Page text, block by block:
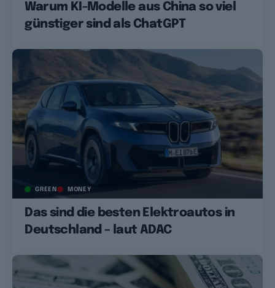
Warum KI-Modelle aus China so viel
günstiger sind als ChatGPT
GREEN MONEY
Das sind die besten Elektroautos in
Deutschland – laut ADAC